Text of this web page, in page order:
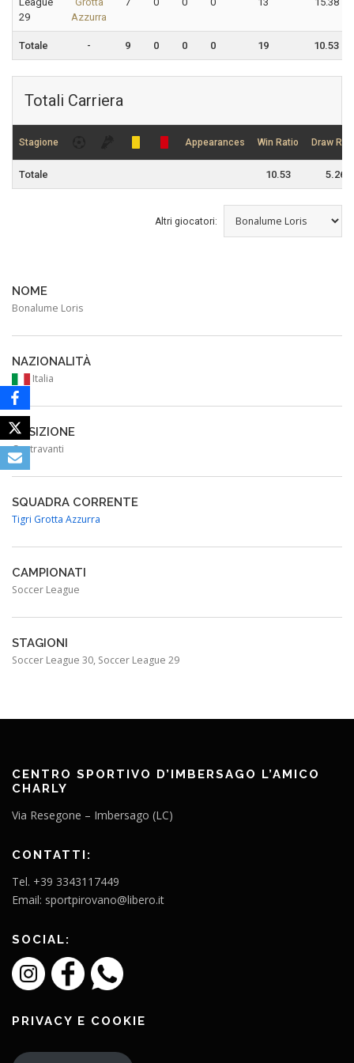
29
Azzurra
Totale - 9 0 0 0 19 10.53
Totali Carriera
Stagione Appearances Win Ratio Draw
Totale 10.53 5.26
Altri giocatori:
NOME
Bonalume Loris
NAZIONALITÀ
Italia
POSIZIONE
Centravanti
SQUADRA CORRENTE
Tigri Grotta Azzurra
CAMPIONATI
Soccer League
STAGIONI
Soccer League 30, Soccer League 29
CENTRO SPORTIVO D’IMBERSAGO L’AMICO
CHARLY
Via Resegone – Imbersago (LC)
CONTATTI:
Tel. +39 3343117449
Email: sportpirovano@libero.it
SOCIAL:
PRIVACY E COOKIE